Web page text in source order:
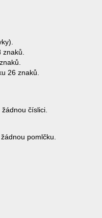
26 znaků.
číslici.
pomlčku.